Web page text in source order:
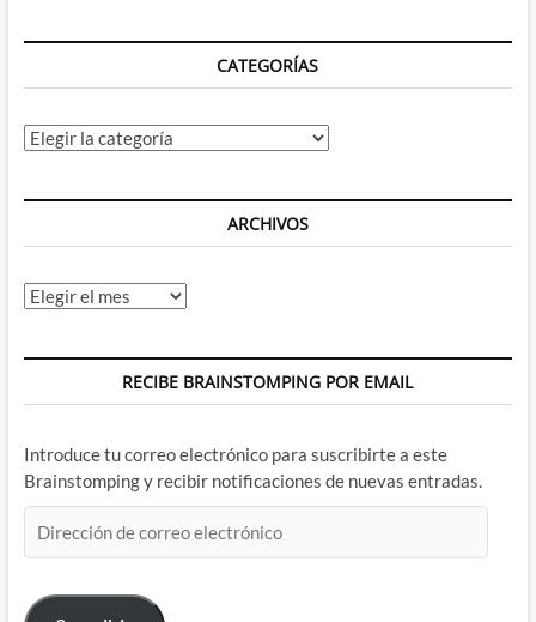
CATEGORÍAS
Categorías
ARCHIVOS
Archivos
RECIBE BRAINSTOMPING POR EMAIL
Introduce tu correo electrónico para suscribirte a este
Brainstomping y recibir notificaciones de nuevas entradas.
de
electrónico